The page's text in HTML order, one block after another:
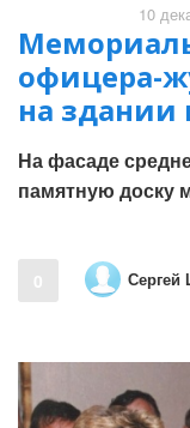
10
офицера-
на
На фасаде
памятную
0 Сергей